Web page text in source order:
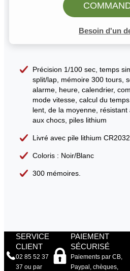
Besoin d'un
Précision 1/100 sec, temps
split/lap, mémoire 300 tours,
alarme, heure, calendrier,
mode vitesse, calcul du
lent, de la moyenne, résistant
aux chocs, piles lithium
Livré avec pile lithium CR2032
Coloris : Noir/Blanc
300 mémoires.
SERVICE
CLIENT
02 85 52 37
37 ou par
PAIEMENT
SÉCURISÉ
Paiements par CB,
Paypal, chèques,